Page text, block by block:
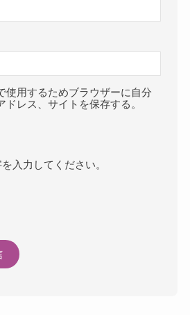
使用するためブラウザーに自分
ドレス、サイトを保存する。
入力してください。